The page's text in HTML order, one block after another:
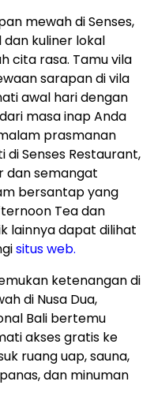
mewah di Senses,
kuliner lokal
cita rasa. Tamu vila
sarapan di vila
awal hari dengan
masa inap Anda
prasmanan
di Senses Restaurant,
dan semangat
bersantap yang
Tea dan
lainnya dapat dilihat
situs web.
ketenangan di
di Nusa Dua,
Bali bertemu
akses gratis ke
ruang uap, sauna,
dan minuman